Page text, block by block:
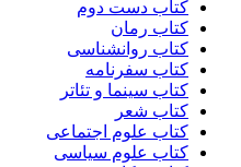
کتاب دست دوم
کتاب رمان
کتاب روانشناسی
کتاب سفرنامه
کتاب سینما و تئاتر
کتاب شعر
کتاب علوم اجتماعی
کتاب علوم سیاسی